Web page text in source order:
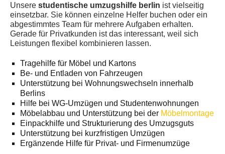
Unsere studentische umzugshilfe berlin ist vielseitig
einsetzbar. Sie können einzelne Helfer buchen oder ein
abgestimmtes Team für mehrere Aufgaben erhalten.
Gerade für Privatkunden ist das interessant, weil sich
Leistungen flexibel kombinieren lassen.
Tragehilfe für Möbel und Kartons
Be- und Entladen von Fahrzeugen
Unterstützung bei Wohnungswechseln innerhalb
Berlins
Hilfe bei WG-Umzügen und Studentenwohnungen
Möbelabbau und Unterstützung bei der Möbelmontage
Einpackhilfe und Strukturierung des Umzugsguts
Unterstützung bei kurzfristigen Umzügen
Ergänzende Hilfe für Privat- und Firmenumzüge